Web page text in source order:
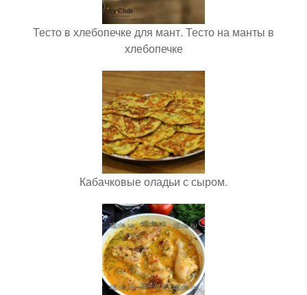
Тесто в хлебопечке для мант. Тесто на манты в
хлебопечке
Кабачковые оладьи с сыром.